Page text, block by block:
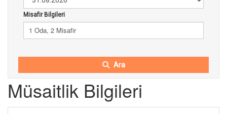
Misafir Bilgileri
1 Oda, 2 Misafir
Ara
Müsaitlik Bilgileri